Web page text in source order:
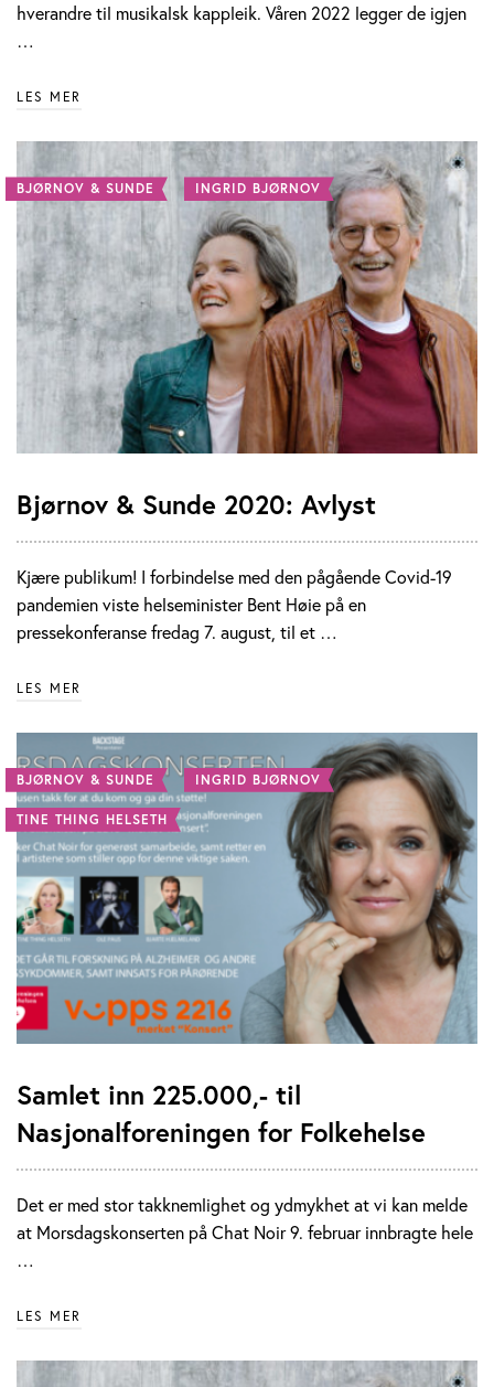
hverandre til musikalsk kappleik. Våren 2022 legger de igjen
…
LES MER
BJØRNOV & SUNDE INGRID BJØRNOV
Bjørnov & Sunde 2020: Avlyst
Kjære publikum! I forbindelse med den pågående Covid-19
pandemien viste helseminister Bent Høie på en
pressekonferanse fredag 7. august, til et …
LES MER
BJØRNOV & SUNDE INGRID BJØRNOV
TINE THING HELSETH
Samlet inn 225.000,- til
Nasjonalforeningen for Folkehelse
Det er med stor takknemlighet og ydmykhet at vi kan melde
at Morsdagskonserten på Chat Noir 9. februar innbragte hele
…
LES MER